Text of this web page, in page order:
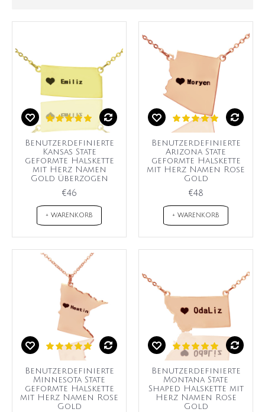
Benutzerdefinierte
Kansas State
geformte Halskette
mit Herz Namen
Gold überzogen
€46
+ WARENKORB
Benutzerdefinierte
Arizona State
geformte Halskette
mit Herz Namen Rose
Gold
€48
+ WARENKORB
Benutzerdefinierte
Minnesota State
geformte Halskette
mit Herz Namen Rose
Gold
Benutzerdefinierte
Montana State
Shaped Halskette mit
Herz Namen Rose
Gold